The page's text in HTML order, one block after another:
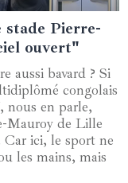
stade Pierre-
ouvert"
aussi bavard ? Si
congolais
nous en parle,
Mauroy de Lille
Car ici, le sport ne
les mains, mais